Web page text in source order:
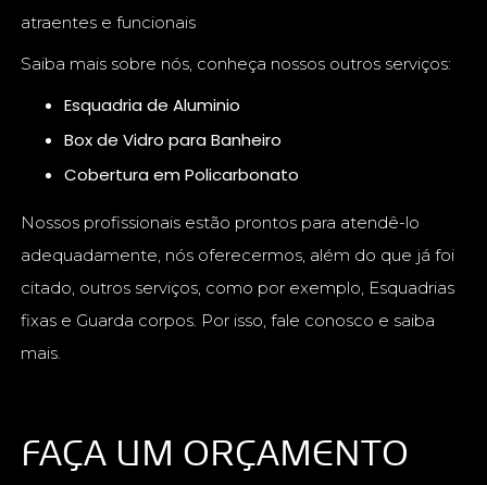
atraentes e funcionais
Saiba mais sobre nós, conheça nossos outros serviços:
Esquadria de Aluminio
Box de Vidro para Banheiro
Cobertura em Policarbonato
Nossos profissionais estão prontos para atendê-lo
adequadamente, nós oferecermos, além do que já foi
citado, outros serviços, como por exemplo, Esquadrias
fixas e Guarda corpos. Por isso, fale conosco e saiba
mais.
FAÇA UM ORÇAMENTO